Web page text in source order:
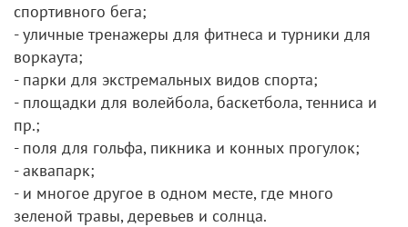
спортивного бега;
- уличные тренажеры для фитнеса и турники для
воркаута;
- парки для экстремальных видов спорта;
- площадки для волейбола, баскетбола, тенниса и
пр.;
- поля для гольфа, пикника и конных прогулок;
- аквапарк;
- и многое другое в одном месте, где много
зеленой травы, деревьев и солнца.